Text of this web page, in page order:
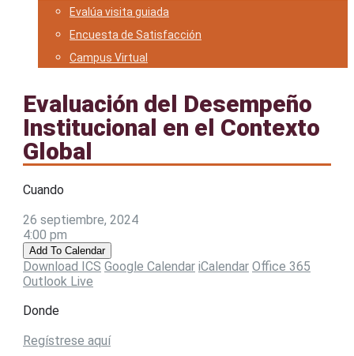
Evalúa visita guiada
Encuesta de Satisfacción
Campus Virtual
Evaluación del Desempeño
Institucional en el Contexto
Global
Cuando
26 septiembre, 2024
4:00 pm
Add To Calendar
Download ICS Google Calendar iCalendar Office 365
Outlook Live
Donde
Regístrese aquí